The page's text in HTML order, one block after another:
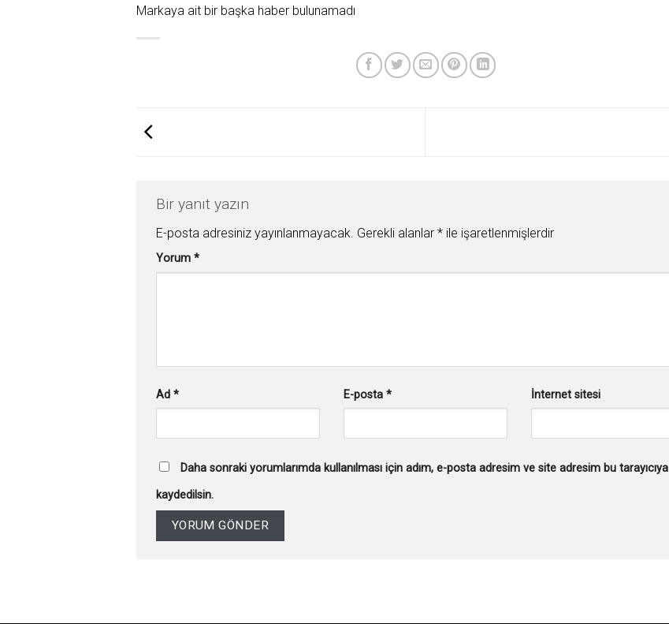
Markaya ait bir başka haber bulunamadı
Bir yanıt yazın
E-posta adresiniz yayınlanmayacak. Gerekli alanlar * ile işaretlenmişlerdir
Yorum *
Ad * E-posta * İnternet sitesi
Daha sonraki yorumlarımda kullanılması için adım, e-posta adresim ve site adresim bu tarayıcıya
kaydedilsin.